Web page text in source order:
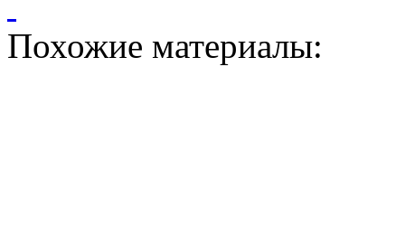
Похожие материалы: